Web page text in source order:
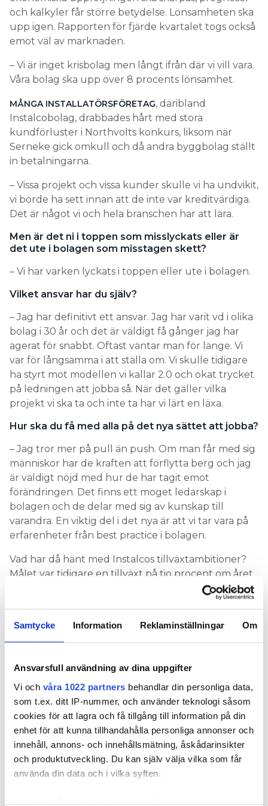
Samtycke Information Reklaminställningar Om
Ansvarsfull användning av dina uppgifter
Vi och våra 1022 partners behandlar din personliga data,
som t.ex. ditt IP-nummer, och använder teknologi såsom
cookies för att lagra och få tillgång till information på din
enhet för att kunna tillhandahålla personliga annonser och
innehåll, annons- och innehållsmätning, åskådarinsikter
och produktutveckling. Du kan själv välja vilka som får
använda din data och i vilka syften.
Med din tillåtelse skulle vi även vilja:
och kalkyler får större betydelse. Lönsamheten ska
upp igen. Rapporten för fjärde kvartalet togs också
emot väl av marknaden.
– Vi är inget krisbolag men långt ifrån där vi vill vara.
Våra bolag ska upp över 8 procents lönsamhet.
MÅNGA INSTALLATÖRSFÖRETAG, däribland
Instalcobolag, drabbades hårt med stora
kundförluster i Northvolts konkurs, liksom när
Serneke gick omkull och då andra byggbolag ställt
in betalningarna.
– Vissa projekt och vissa kunder skulle vi ha undvikit,
vi borde ha sett innan att de inte var kreditvärdiga.
Det är något vi och hela branschen har att lära.
Men är det ni i toppen som misslyckats eller är
det ute i bolagen som misstagen skett?
– Vi har varken lyckats i toppen eller ute i bolagen.
Vilket ansvar har du själv?
– Jag har definitivt ett ansvar. Jag har varit vd i olika
bolag i 30 år och det är väldigt få gånger jag har
agerat för snabbt. Oftast väntar man för länge. Vi
var för långsamma i att ställa om. Vi skulle tidigare
ha styrt mot modellen vi kallar 2.0 och ökat trycket
på ledningen att jobba så. När det gäller vilka
projekt vi ska ta och inte ta har vi lärt en läxa.
Hur ska du få med alla på det nya sättet att jobba?
– Jag tror mer på pull än push. Om man får med sig
människor har de kraften att förflytta berg och jag
är väldigt nöjd med hur de har tagit emot
förändringen. Det finns ett moget ledarskap i
bolagen och de delar med sig av kunskap till
varandra. En viktig del i det nya är att vi tar vara på
erfarenheter från best practice i bolagen.
Vad har då hänt med Instalcos tillväxtambitioner?
Målet var tidigare en tillväxt på tio procent om året.
Koncernen överträffade det med råge under flera
år då man nådde ungefär 30 procents tillväxt,
Omsättningen är 13,6 miljarder kronor men de
Pressmeddelandena om förvärvade bolag har inte
kommit lika tätt.
När bolag har köpts har det inte längre handlat om
el- och VVS-företag utan flera industriföretag, man
har köpt in sig i ett tyskt installationsbolag och
startat egna konsultbolag.
– Tillväxtmålet finns kvar men har fått stå tillbaka